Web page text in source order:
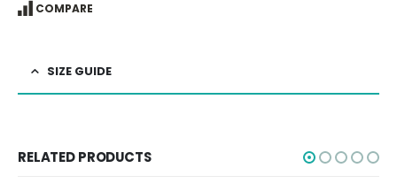
COMPARE
SIZE GUIDE
RELATED PRODUCTS